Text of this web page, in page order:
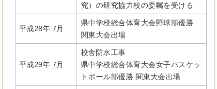
究）の研究協力校の委嘱を受ける
平成28年 7月
県中学校総合体育大会野球部優勝
関東大会出場
平成29年 7月
校舎防水工事
県中学校総合体育大会女子バスケッ
トボール部優勝 関東大会出場